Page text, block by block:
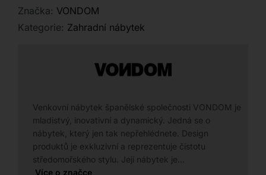
Značka: VONDOM
Kategorie: Zahradní nábytek
Venkovní nábytek španělské společnosti VONDOM je
mladistvý, inovativní a dynamický. Jedná se o
nábytek, který jen tak nepřehlédnete. Design
produktů je exkluzivní a reprezentuje čistotu
středomořského stylu. Její nábytek je…
Více o značce